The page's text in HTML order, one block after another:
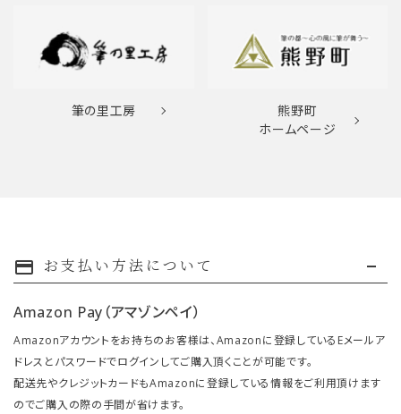
筆の里工房
熊野町
ホームページ
payment お支払い方法について
Amazon Pay（アマゾンペイ）
Amazonアカウントをお持ちのお客様は、Amazonに登録しているEメールア
ドレスとパスワードでログインしてご購入頂くことが可能です。
配送先やクレジットカードもAmazonに登録している情報をご利用頂けます
のでご購入の際の手間が省けます。